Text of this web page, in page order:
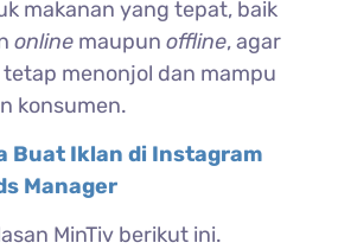
makanan yang tepat, baik
online maupunoffline, agar
menonjol dan mampu
konsumen.
Buat Iklan di Instagram
Manager
MinTiv berikut ini.